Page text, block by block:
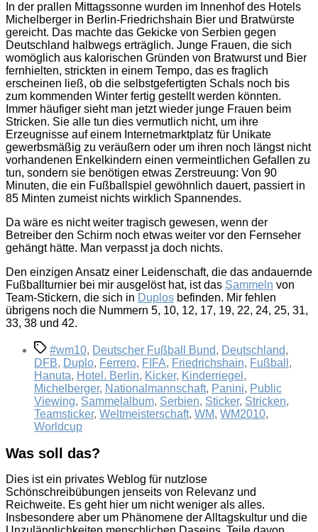
In der prallen Mittagssonne wurden im Innenhof des Hotels
Michelberger in Berlin-Friedrichshain Bier und Bratwürste
gereicht. Das machte das Gekicke von Serbien gegen
Deutschland halbwegs erträglich. Junge Frauen, die sich
womöglich aus kalorischen Gründen von Bratwurst und Bier
fernhielten, strickten in einem Tempo, das es fraglich
erscheinen ließ, ob die selbstgefertigten Schals noch bis
zum kommenden Winter fertig gestellt werden könnten.
Immer häufiger sieht man jetzt wieder junge Frauen beim
Stricken. Sie alle tun dies vermutlich nicht, um ihre
Erzeugnisse auf einem Internetmarktplatz für Unikate
gewerbsmäßig zu veräußern oder um ihren noch längst nicht
vorhandenen Enkelkindern einen vermeintlichen Gefallen zu
tun, sondern sie benötigen etwas Zerstreuung: Von 90
Minuten, die ein Fußballspiel gewöhnlich dauert, passiert in
85 Minten zumeist nichts wirklich Spannendes.
Da wäre es nicht weiter tragisch gewesen, wenn der
Betreiber den Schirm noch etwas weiter vor den Fernseher
gehängt hätte. Man verpasst ja doch nichts.
Den einzigen Ansatz einer Leidenschaft, die das andauernde
Fußballturnier bei mir ausgelöst hat, ist das Sammeln von
Team-Stickern, die sich in Duplos befinden. Mir fehlen
übrigens noch die Nummern 5, 10, 12, 17, 19, 22, 24, 25, 31,
33, 38 und 42.
Schlagwörter
#wm10, Deutscher Fußball Bund, Deutschland,
DFB, Duplo, Ferrero, FIFA, Friedrichshain, Fußball ,
Hanuta, Hotel. Berlin, Kicker, Kinderriegel ,
Michelberger, Nationalmannschaft, Panini, Public
Viewing, Sammelalbum, Serbien, Sticker, Stricken,
Teamsticker, Weltmeisterschaft, WM, WM2010,
Worldcup
Was soll das?
Dies ist ein privates Weblog für nutzlose
Schönschreibübungen jenseits von Relevanz und
Reichweite. Es geht hier um nicht weniger als alles.
Insbesondere aber um Phänomene der Alltagskultur und die